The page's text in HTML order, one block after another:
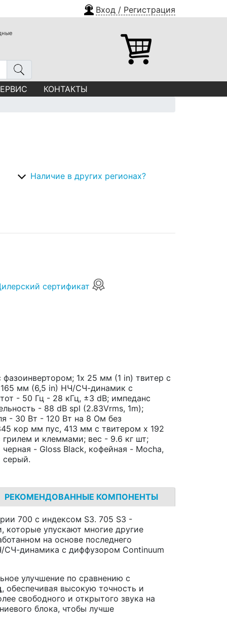
Вход / Регистрация
КОНТАКТЫ
Наличие в других регионах?
сертификат
1x 25 мм (1 in) твитер с
165 мм (6,5 in) НЧ/СЧ-динамик с
- 50 Гц - 28 кГц, ±3 dB; импеданс
- 88 dB spl (2.83Vrms, 1m);
- 30 Вт - 120 Вт на 8 Ом без
кор мм пус, 413 мм с твитером х 192
и клеммами; вес - 9.6 кг шт;
- Gloss Black, кофейная - Mocha,
серый.
РЕКОМЕНДОВАННЫЕ КОМПОНЕНТЫ
700 с индексом S3. 705 S3 -
которые упускают многие другие
на основе последнего
СЧ-динамика с диффузором Continuum
улучшение по сравнению с
, обеспечивая высокую точность и
свободного и открытого звука на
блока, чтобы лучше